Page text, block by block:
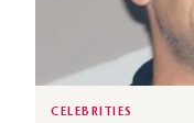
CELEBRITIES